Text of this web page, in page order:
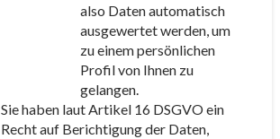
also Daten automatisch
ausgewertet werden, um
zu einem persönlichen
Profil von Ihnen zu
gelangen.
Sie haben laut Artikel 16 DSGVO ein
Recht auf Berichtigung der Daten,